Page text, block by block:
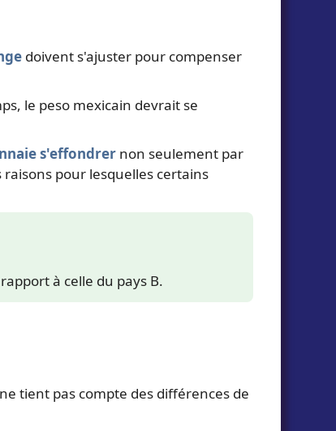
doivent s'ajuster pour compenser
le peso mexicain devrait se
s'effondrer non seulement par
pour lesquelles certains
à celle du pays B.
tient pas compte des différences de